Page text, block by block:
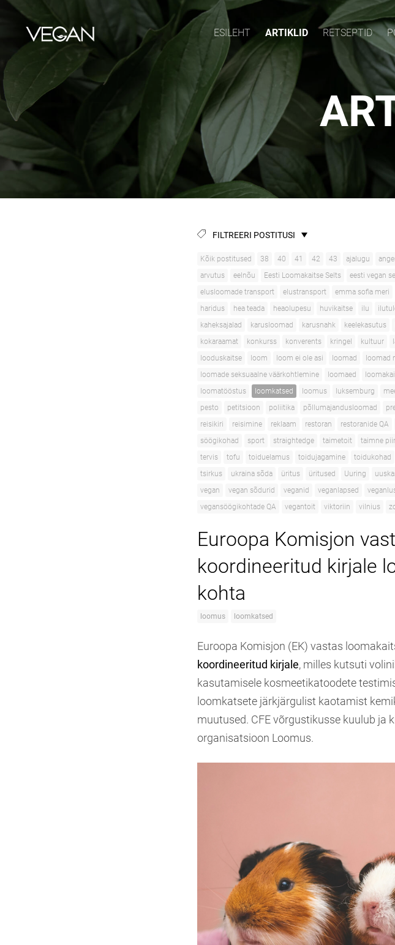
ESILEHT ARTIKLID RETSEPTID
FILTREERI POSTITUSI
Kõik postitused 38 40 41 42 43 ajalugu
arvutus
eelnõu Eesti Loomakaitse Selts eesti vegan
elusloomade transport
elustransport emma sofia meri
haridus
hea teada heaolupesu huvikaitse ilu
kaheksajalad
karusloomad karusnahk keelekasutus
kokaraamat
konkurss konverents kringel kultuur
looduskaitse
loom loom ei ole asi loomad loomad
loomade seksuaalne väärkohtlemine
loomaed
loomatööstus
loomkatsed loomus luksemburg
pesto
petitsioon poliitika põllumajandusloomad
reisikiri
reisimine reklaam restoran restoranide QA
söögikohad
sport straightedge taimetoit taimne
tervis
tofu toiduelamus toidujagamine toidukohad
tsirkus
ukraina sõda üritus üritused Uuring
vegan
vegan sõdurid veganid veganlapsed
vegansöögikohtade QA
vegantoit viktoriin vilnius
Euroopa Komisjon
koordineeritud kirjale
kohta
loomus loomkatsed
Euroopa Komisjon (EK) vastas
koordineeritud kirjale, milles kutsuti
kasutamisele kosmeetikatoodete
loomkatsete järkjärgulist kaotamist
muutused. CFE võrgustikusse kuulub ja
organisatsioon Loomus.